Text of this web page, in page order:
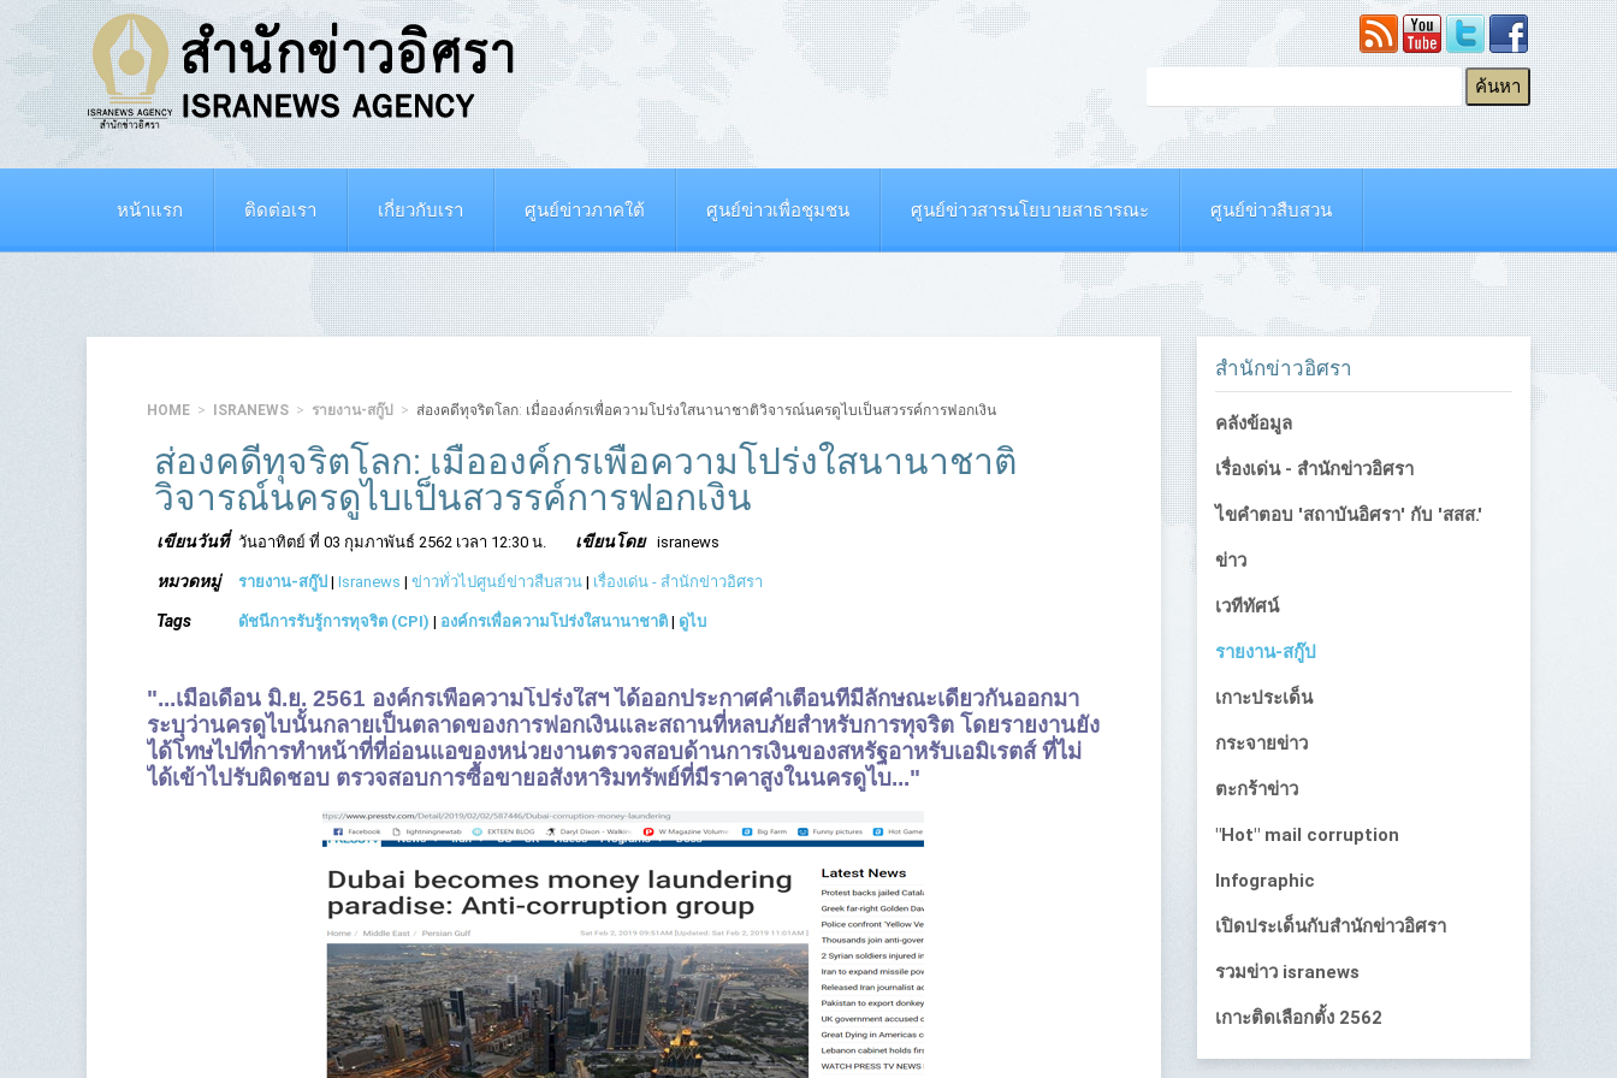
หน้าแรก ติดต่อเรา เกี่ยวกับเรา ศูนย์ข่าวภาคใต้ ศูนย์ข่าวเพื่อชุมชน ศูนย์ข่าวสารนโยบายสาธารณะ ศูนย์ข่าวสืบสวน
HOME ISRANEWS รายงาน-สกู๊ป ส่องคดีทุจริตโลก: เมื่อองค์กรเพื่อความโปร่งใสนานาชาติวิจารณ์นครดูไบเป็นสวรรค์การฟอกเงิน
ส่องคดีทุจริตโลก: เมื่อองค์กรเพื่อความโปร่งใสนานาชาติ
วิจารณ์นครดูไบเป็นสวรรค์การฟอกเงิน
เขียนวันที่ วันอาทิตย์ ที่ 03 กุมภาพันธ์ 2562 เวลา 12:30 น. เขียนโดย isranews
หมวดหมู่ รายงาน-สกู๊ป | Isranews | ข่าวทั่วไปศูนย์ข่าวสืบสวน | เรื่องเด่น - สำนักข่าวอิศรา
Tags ดัชนีการรับรู้การทุจริต (CPI) | องค์กรเพื่อความโปร่งใสนานาชาติ | ดูไบ
"...เมื่อเดือน มิ.ย. 2561 องค์กรเพื่อความโปร่งใสฯ ได้ออกประกาศคำเตือนที่มีลักษณะเดียวกันออกมา
ระบุว่านครดูไบนั้นกลายเป็นตลาดของการฟอกเงินและสถานที่หลบภัยสำหรับการทุจริต โดยรายงานยัง
ได้โทษไปที่การทำหน้าที่ที่อ่อนแอของหน่วยงานตรวจสอบด้านการเงินของสหรัฐอาหรับเอมิเรตส์ ที่ไม่
ได้เข้าไปรับผิดชอบ ตรวจสอบการซื้อขายอสังหาริมทรัพย์ที่มีราคาสูงในนครดูไบ..."
สำนักข่าวอิศรา
คลังข้อมูล
เรื่องเด่น - สำนักข่าวอิศรา
ไขคำตอบ 'สถาบันอิศรา' กับ 'สสส.'
ข่าว
เวทีทัศน์
รายงาน-สกู๊ป
เกาะประเด็น
กระจายข่าว
ตะกร้าข่าว
"Hot" mail corruption
Infographic
เปิดประเด็นกับสำนักข่าวอิศรา
รวมข่าว isranews
เกาะติดเลือกตั้ง 2562